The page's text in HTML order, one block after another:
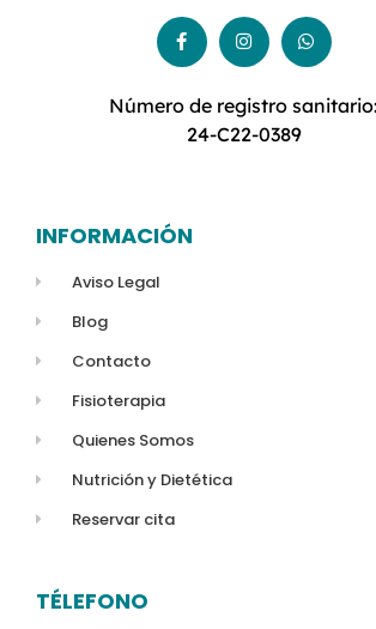
Número de registro sanitario:
24-C22-0389
INFORMACIÓN
Aviso Legal
Blog
Contacto
Fisioterapia
Quienes Somos
Nutrición y Dietética
Reservar cita
TÉLEFONO